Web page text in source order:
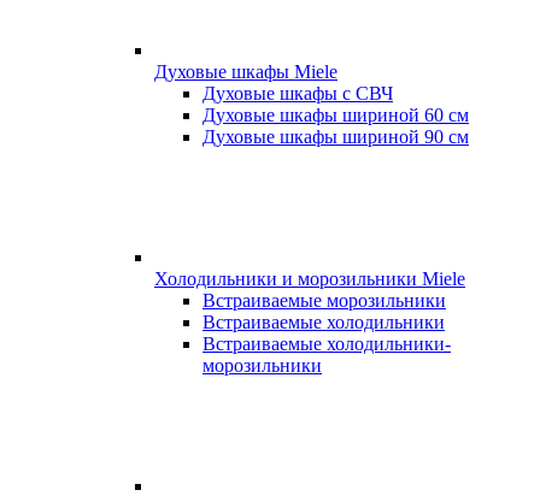
Духовые шкафы Miele
Духовые шкафы с СВЧ
Духовые шкафы шириной 60 см
Духовые шкафы шириной 90 см
Холодильники и морозильники Miele
Встраиваемые морозильники
Встраиваемые холодильники
Встраиваемые холодильники-
морозильники